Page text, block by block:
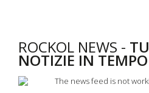
ROCKOL NEWS -
NOTIZIE IN TEMPO